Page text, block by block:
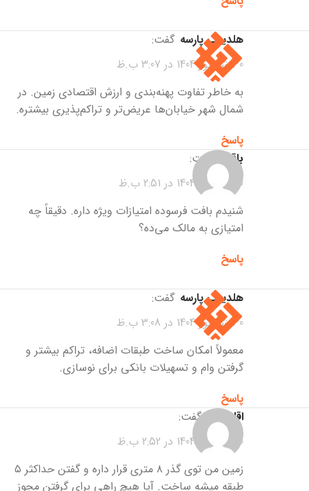
هلدینگ پارسه گفت:
30 شهریور 1404 در 3:07 ب.ظ
به خاطر تفاوت پهنه‌بندی و ارزش اقتصادی زمین. در
شمال شهر خیابان‌ها عریض‌تر و تراکم‌پذیری بیشتره.
پاسخ
باقری
گفت:
30 شهریور 1404 در 2:51 ب.ظ
شنیدم بافت فرسوده امتیازات ویژه داره. دقیقاً چه
امتیازی به مالک می‌ده؟
پاسخ
هلدینگ پارسه گفت:
30 شهریور 1404 در 3:08 ب.ظ
معمولاً امکان ساخت طبقات اضافه، تراکم بیشتر و
گرفتن وام و تسهیلات بانکی برای نوسازی.
پاسخ
اقا وحید گفت:
30 شهریور 1404 در 2:52 ب.ظ
زمین من توی گذر ۸ متری قرار داره و گفتن حداکثر ۵
طبقه میشه ساخت. آیا هیچ راهی برای گرفتن مجوز